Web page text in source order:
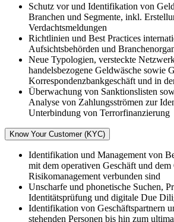
Schutz vor und Identifikation von
Branchen und Segmente, inkl.
Verdachtsmeldungen
Richtlinien und Best Practices
Aufsichtsbehörden und
Neue Typologien, versteckte
handelsbezogene Geldwäsche sowie
Korrespondenzbankgeschäft und in
Überwachung von Sanktionslisten
Analyse von Zahlungsströmen zur
Unterbindung von Terrorfinanzierung
Know Your Customer (KYC)
Identifikation und Management von
mit dem operativen Geschäft und
Risikomanagement verbunden sind
Unscharfe und phonetische Suchen,
Identitätsprüfung und digitale Due
Identifikation von Geschäftspartnern
stehenden Personen bis hin zum